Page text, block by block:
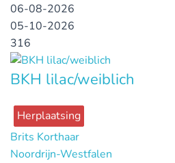
06-08-2026
05-10-2026
316
BKH lilac/weiblich
Herplaatsing
Brits Korthaar
Noordrijn-Westfalen